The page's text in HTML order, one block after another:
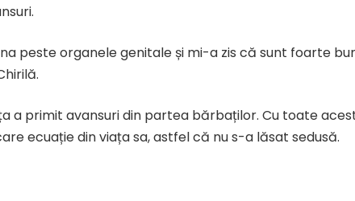
peste organele genitale și mi-a zis că sunt foarte
a primit avansuri din partea bărbaților. Cu toate
ecuație din viața sa, astfel că nu s-a lăsat sedusă.